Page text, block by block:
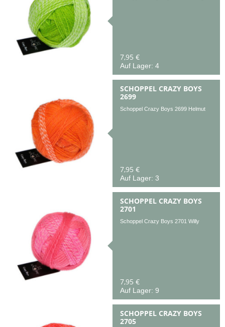
7,95 €
Auf Lager: 4
SCHOPPEL CRAZY BOYS
2699
Schoppel Crazy Boys 2699 Helmut
7,95 €
Auf Lager: 3
SCHOPPEL CRAZY BOYS
2701
Schoppel Crazy Boys 2701 Willy
7,95 €
Auf Lager: 9
SCHOPPEL CRAZY BOYS
2705